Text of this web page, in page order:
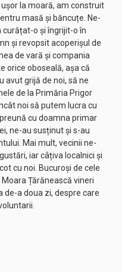
la moară, am construit
masă și băncuțe. Ne-
curățat-o și îngrijit-o în
și revopsit acoperișul de
de vară și compania
orice oboseală, așa că
avut grijă de noi, să ne
de la Primăria Prigor
noi să putem lucra cu
cu doamna primar
ne-au susținut și s-au
Mai mult, vecinii ne-
iar câțiva localnici și
cu noi. Bucuroși de cele
Țărănească vineri
a doua zi, despre care